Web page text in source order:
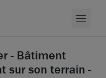
- Bâtiment
sur son terrain -